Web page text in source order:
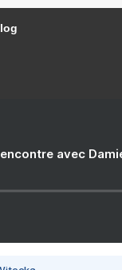
avec